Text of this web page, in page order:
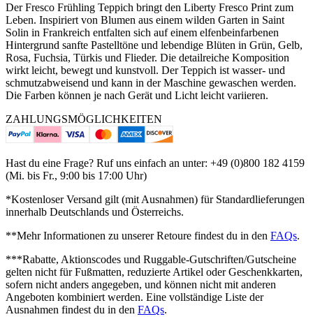
Der Fresco Frühling Teppich bringt den Liberty Fresco Print zum
Leben. Inspiriert von Blumen aus einem wilden Garten in Saint
Solin in Frankreich entfalten sich auf einem elfenbeinfarbenen
Hintergrund sanfte Pastelltöne und lebendige Blüten in Grün, Gelb,
Rosa, Fuchsia, Türkis und Flieder. Die detailreiche Komposition
wirkt leicht, bewegt und kunstvoll. Der Teppich ist wasser- und
schmutzabweisend und kann in der Maschine gewaschen werden.
Die Farben können je nach Gerät und Licht leicht variieren.
ZAHLUNGSMÖGLICHKEITEN
Hast du eine Frage? Ruf uns einfach an unter: +49 (0)800 182 4159
(Mi. bis Fr., 9:00 bis 17:00 Uhr)
*Kostenloser Versand gilt (mit Ausnahmen) für Standardlieferungen
innerhalb Deutschlands und Österreichs.
**Mehr Informationen zu unserer Retoure findest du in den FAQs.
***Rabatte, Aktionscodes und Ruggable-Gutschriften/Gutscheine
gelten nicht für Fußmatten, reduzierte Artikel oder Geschenkkarten,
sofern nicht anders angegeben, und können nicht mit anderen
Angeboten kombiniert werden. Eine vollständige Liste der
Ausnahmen findest du in den FAQs.